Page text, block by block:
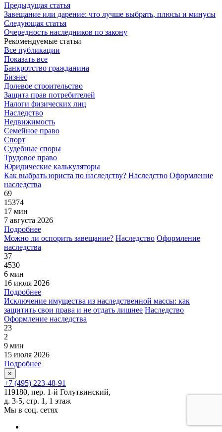
Предыдущая статья
Завещание или дарение: что лучше выбрать, плюсы и минусы
Следующая статья
Очередность наследников по закону
Рекомендуемые статьи
Все публикации
Показать все
Банкротство гражданина
Бизнес
Долевое строительство
Защита прав потребителей
Налоги физических лиц
Наследство
Недвижимость
Семейное право
Спорт
Судебные споры
Трудовое право
Юридические калькуляторы
Как выбрать юриста по наследству? Наследство Оформление
наследства
69
15374
17 мин
7 августа 2026
Подробнее
Можно ли оспорить завещание? Наследство Оформление
наследства
37
4530
6 мин
16 июля 2026
Подробнее
Исключение имущества из наследственной массы: как
защитить свои права и не отдать лишнее Наследство
Оформление наследства
23
2
9 мин
15 июля 2026
Подробнее
×
+7 (495) 223-48-91
119180, пер. 1-й Голутвинский,
д. 3-5, стр. 1, 1 этаж
Мы в соц. сетях